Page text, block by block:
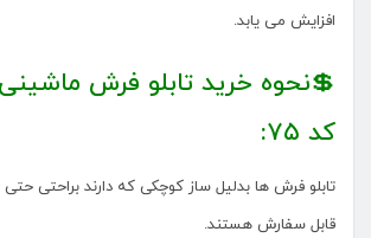
افزایش می یابد.
💲نحوه خرید تابلو فرش
کد ۷۵:
تابلو فرش ها بدلیل ساز کوچکی که دارند براحتی حتی
قابل سفارش هستند.